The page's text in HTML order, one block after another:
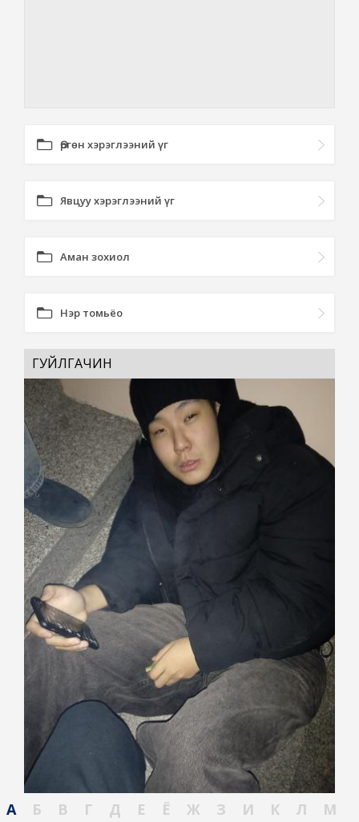
Өргөн хэрэглээний үг
Явцуу хэрэглээний үг
Аман зохиол
Нэр томьёо
ГУЙЛГАЧИН
А Б В Г Д Е Ё Ж З И К Л
М